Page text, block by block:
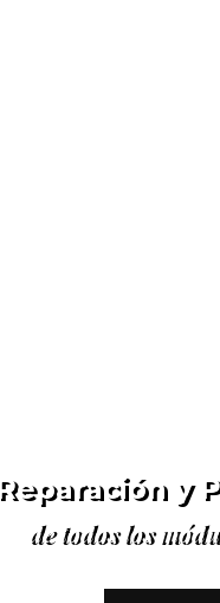
Reparación y
de todos los